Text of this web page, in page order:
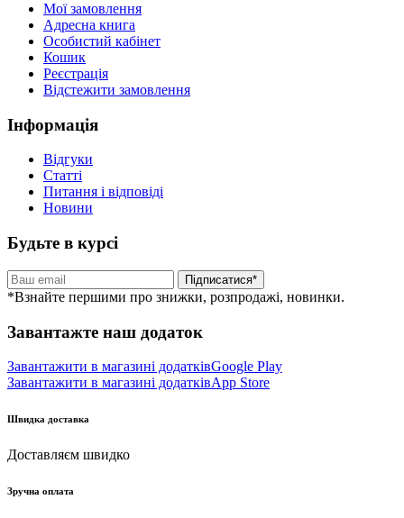
Мої замовлення
Адресна книга
Особистий кабінет
Кошик
Реєстрація
Відстежити замовлення
Інформація
Відгуки
Статті
Питання і відповіді
Новини
Будьте в курсі
Підписатися*
*Взнайте першими про знижки, розпродажі, новинки.
Завантажте наш додаток
Завантажити в магазині додатківGoogle Play
Завантажити в магазині додатківApp Store
Швидка доставка
Доставляєм швидко
Зручна оплата